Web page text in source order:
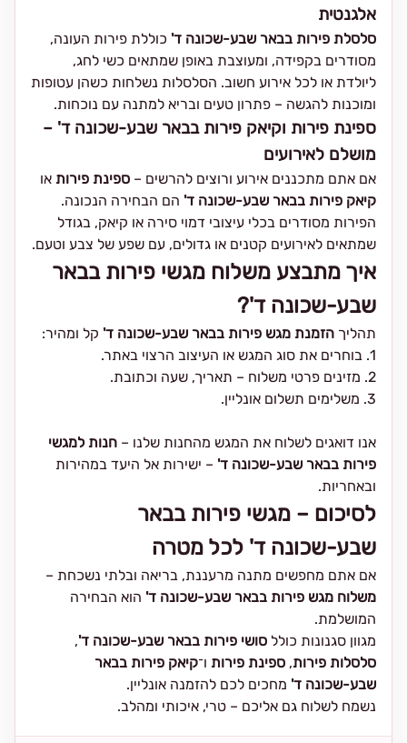
אלגנטית
סלסלת פירות בבאר שבע-שכונה ד' כוללת פירות העונה,
מסודרים בקפידה, ומעוצבת באופן שמתאים כשי לחג,
ליולדת או לכל אירוע חשוב. הסלסלות נשלחות כשהן עטופות
ומוכנות להגשה – פתרון טעים ובריא למתנה עם נוכחות.
ספינת פירות וקיאק פירות בבאר שבע-שכונה ד' –
מושלם לאירועים
אם אתם מתכננים אירוע ורוצים להרשים – ספינת פירות או
קיאק פירות בבאר שבע-שכונה ד' הם הבחירה הנכונה.
הפירות מסודרים בכלי עיצובי דמוי סירה או קיאק, בגודל
שמתאים לאירועים קטנים או גדולים, עם שפע של צבע וטעם.
איך מתבצע משלוח מגשי פירות בבאר
שבע-שכונה ד'?
תהליך הזמנת מגש פירות בבאר שבע-שכונה ד' קל ומהיר:
1. בוחרים את סוג המגש או העיצוב הרצוי באתר.
2. מזינים פרטי משלוח – תאריך, שעה וכתובת.
3. משלימים תשלום אונליין.
אנו דואגים לשלוח את המגש מהחנות שלנו – חנות למגשי
פירות בבאר שבע-שכונה ד' – ישירות אל היעד במהירות
ובאחריות.
לסיכום – מגשי פירות בבאר
שבע-שכונה ד' לכל מטרה
אם אתם מחפשים מתנה מרעננת, בריאה ובלתי נשכחת –
משלוח מגש פירות בבאר שבע-שכונה ד' הוא הבחירה
המושלמת.
מגוון סגנונות כולל סושי פירות בבאר שבע-שכונה ד',
סלסלות פירות, ספינת פירות ו־קיאק פירות בבאר
שבע-שכונה ד' מחכים לכם להזמנה אונליין.
נשמח לשלוח גם אליכם – טרי, איכותי ומהלב.